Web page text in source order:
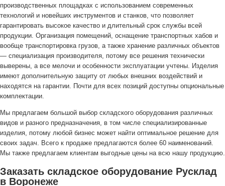
производственных площадках с использованием современных
технологий и новейших инструментов и станков, что позволяет
гарантировать высокое качество и длительный срок службы всей
продукции. Организация помещений, оснащение транспортных хабов и
вообще транспортировка грузов, а также хранение различных объектов
— специализация производителя, потому все решения технически
выверены, а все мелочи и особенности эксплуатации учтены. Изделия
имеют дополнительную защиту от любых внешних воздействий и
находятся на гарантии. Почти для всех позиций доступны опциональные
комплектации.
Мы предлагаем большой выбор складского оборудования различных
видов и разного предназначения, в том числе специализированные
изделия, потому любой бизнес может найти оптимальное решение для
своих задач. Всего к продаже предлагаются более 60 наименований.
Мы также предлагаем клиентам выгодные цены на всю нашу продукцию.
Заказать складское оборудование Русклад
в Воронеже